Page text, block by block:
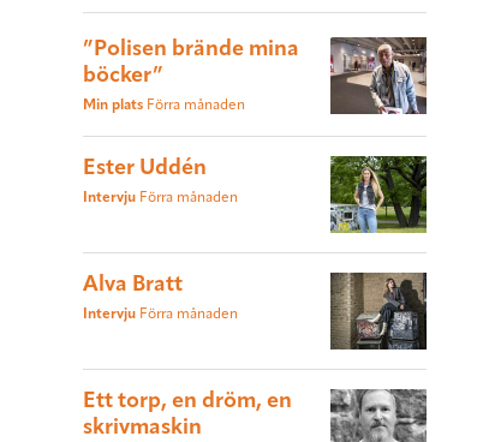
”Polisen brände mina
böcker”
Min plats Förra månaden
Ester Uddén
Intervju Förra månaden
Alva Bratt
Intervju Förra månaden
Ett torp, en dröm, en
skrivmaskin